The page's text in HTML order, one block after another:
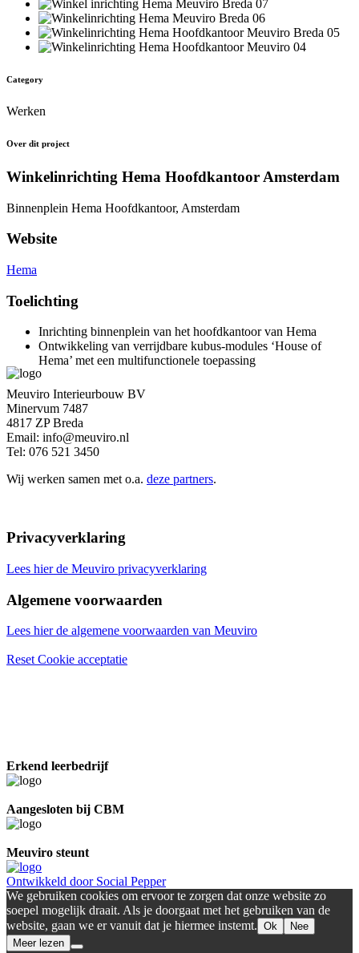
Category
Werken
Over dit project
Winkelinrichting Hema Hoofdkantoor Amsterdam
Binnenplein Hema Hoofdkantoor, Amsterdam
Website
Hema
Toelichting
Inrichting binnenplein van het hoofdkantoor van Hema
Ontwikkeling van verrijdbare kubus-modules ‘House of
Hema’ met een multifunctionele toepassing
Meuviro Interieurbouw BV
Minervum 7487
4817 ZP Breda
Email: info@meuviro.nl
Tel: 076 521 3450
Wij werken samen met o.a. deze partners.
Privacyverklaring
Lees hier de Meuviro privacyverklaring
Algemene voorwaarden
Lees hier de algemene voorwaarden van Meuviro
Reset Cookie acceptatie
Erkend leerbedrijf
Aangesloten bij CBM
Meuviro steunt
Ontwikkeld door Social Pepper
We gebruiken cookies om ervoor te zorgen dat onze website zo
soepel mogelijk draait. Als je doorgaat met het gebruiken van de
website, gaan we er vanuit dat je hiermee instemt. Ok
Nee
Meer lezen